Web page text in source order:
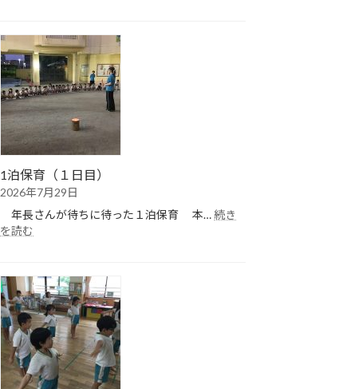
保
育
（２
日
目）
1泊保育（１日目）
2026年7月29日
年長さんが待ちに待った１泊保育 本…続き
を読む
育
（１
日
目）